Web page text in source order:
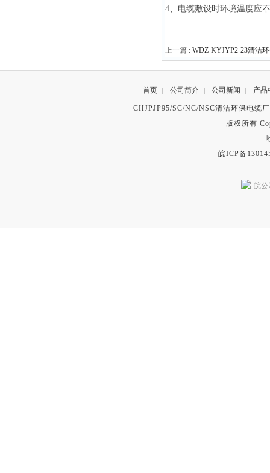
4、电缆敷设时环境温度应
上一篇 : WDZ-KYJYP2-23清洁
首页 | 公司简介 | 公司新闻 | 产品
CHJPJP95/SC/NC/NSC清洁环保电缆
版权所有
皖ICP备
皖公